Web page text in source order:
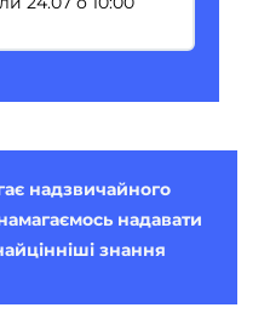
надзвичайного
надавати
знання